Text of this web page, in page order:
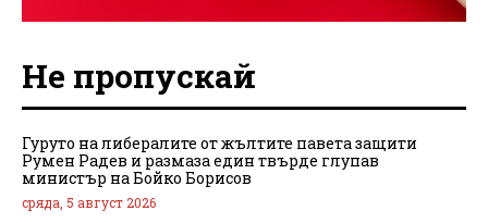
Не пропускай
Гуруто на либералите от жълтите павета защити
Румен Радев и размаза един твърде глупав
министър на Бойко Борисов
сряда, 5 август 2026